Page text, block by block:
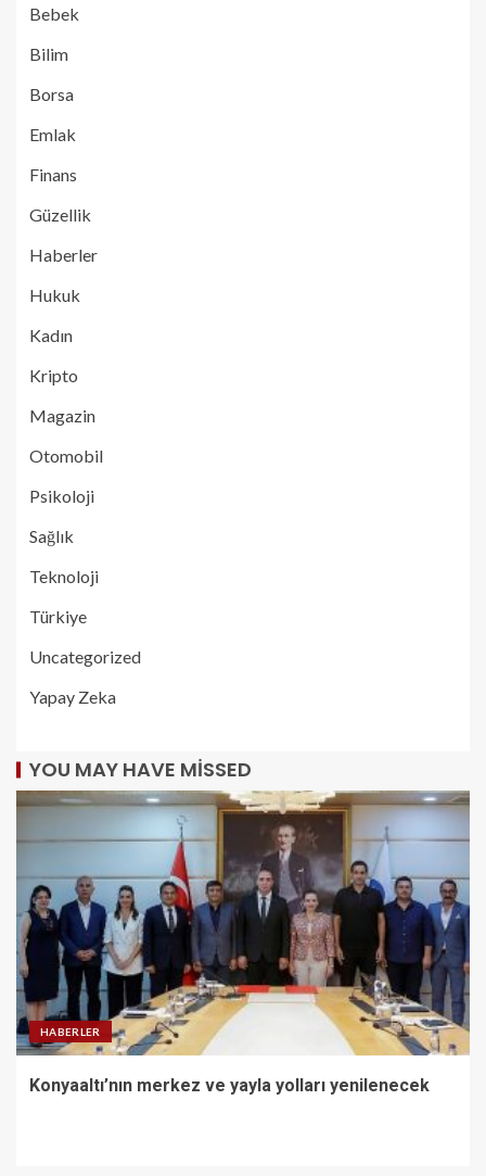
Bebek
Bilim
Borsa
Emlak
Finans
Güzellik
Haberler
Hukuk
Kadın
Kripto
Magazin
Otomobil
Psikoloji
Sağlık
Teknoloji
Türkiye
Uncategorized
Yapay Zeka
YOU MAY HAVE MISSED
HABERLER
Konyaaltı’nın merkez ve yayla yolları yenilenecek